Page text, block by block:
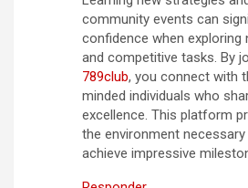
community events can
confidence when exploring
and competitive tasks. By
789club, you connect with
minded individuals who
excellence. This platform
the environment
achieve impressive